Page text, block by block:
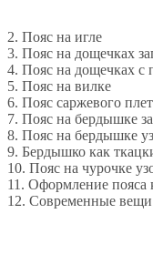
2. Пояс на игле
3. Пояс на дощечках
4. Пояс на дощечках с
5. Пояс на вилке
6. Пояс саржевого
7. Пояс на бердышке
8. Пояс на бердышке
9. Бердышко как
10. Пояс на чурочке
11. Оформление пояса
12. Современные